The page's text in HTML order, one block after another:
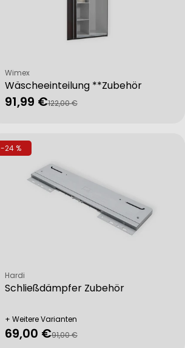
Wäscheeinteilung **Zubehör
Verkäufer:
Wimex
Verkaufspreis
91,99 €
Regulärer
122,00 €
-24 %
Schließdämpfer Zubehör
Verkäufer:
Hardi
+ Weitere Varianten
Verkaufspreis
69,00 €
Regulärer91,00 €